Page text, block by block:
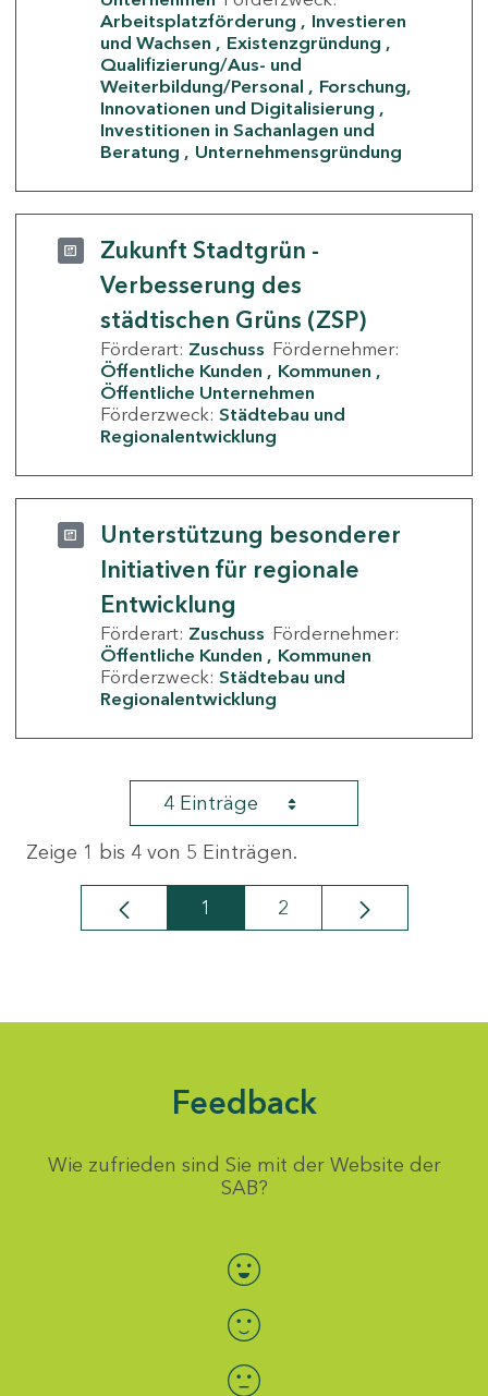
Arbeitsplatzförderung
Investieren
und Wachsen
Existenzgründung
Qualifizierung/Aus- und
Weiterbildung/Personal
Forschung,
Innovationen und Digitalisierung
Investitionen in Sachanlagen und
Beratung
Unternehmensgründung
Zukunft Stadtgrün -
Verbesserung des
städtischen Grüns (ZSP)
Förderart: Zuschuss Fördernehmer:
Öffentliche Kunden
Kommunen
Öffentliche Unternehmen
Förderzweck: Städtebau und
Regionalentwicklung
Unterstützung besonderer
Initiativen für regionale
Entwicklung
Förderart: Zuschuss Fördernehmer:
Öffentliche Kunden
Kommunen
Förderzweck: Städtebau und
Regionalentwicklung
4 Einträge
Zeige 1 bis 4 von 5 Einträgen.
Seite
1 Seite
2
Feedback
Wie zufrieden sind Sie mit der Website der
SAB?
Bewertung auswählen